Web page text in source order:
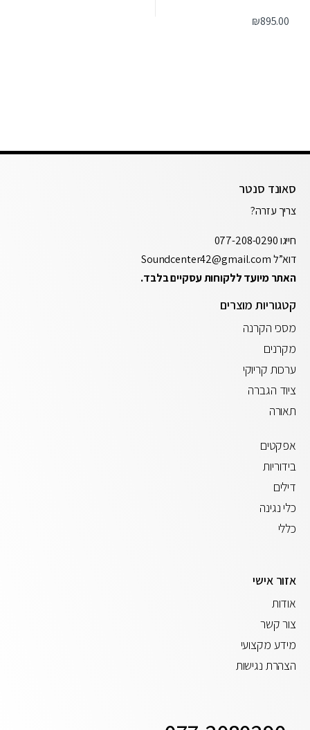
₪895.00
סאונד סנטר
צריך עזרה?
חייגו077-208-0290
דוא”ל
האתר מיועד ללקוחות עסקיים בלבד.
קטגוריות מוצרים
מסכי הקרנה
מקרנים
ערכות קריוקי
ציוד הגברה
תאורה
אפקטים
בידוריות
דילים
כלי נגינה
כללי
אזור אישי
אודות
צור קשר
מידע מקצועי
הצהרת נגישות